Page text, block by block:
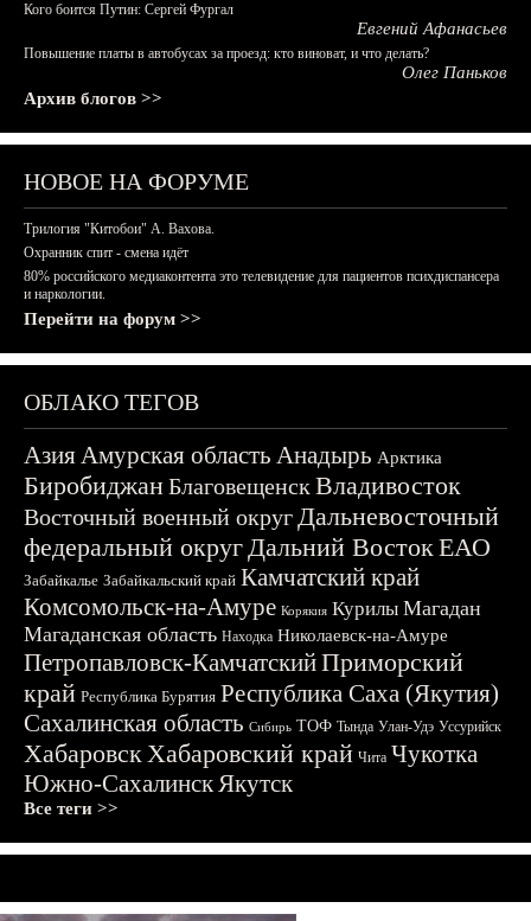
Кого боится Путин: Сергей Фургал
Евгений Афанасьев
Повышение платы в автобусах за проезд: кто виноват, и что делать?
Олег Паньков
Архив блогов >>
НОВОЕ НА ФОРУМЕ
Трилогия "Китобои" А. Вахова.
Охранник спит - смена идёт
80% российского медиаконтента это телевидение для пациентов психдиспансера
и наркологии.
Перейти на форум >>
ОБЛАКО ТЕГОВ
АзияАмурская область Анадырь Арктика
БиробиджанБлаговещенскВладивосток
Восточный военный округДальневосточный
федеральный округДальний ВостокЕАО
Забайкалье Забайкальский край Камчатский край
Комсомольск-на-Амуре Корякия Курилы Магадан
Магаданская область Находка Николаевск-на-Амуре
Петропавловск-КамчатскийПриморский
край Республика Бурятия Республика Саха (Якутия)
Сахалинская область Сибирь ТОФ Тында Улан-Удэ Уссурийск
ХабаровскХабаровский край Чита Чукотка
Южно-СахалинскЯкутск
Все теги >>